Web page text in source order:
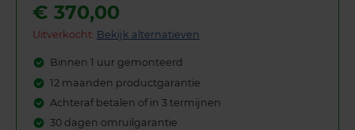
€ 370,00
Uitverkocht: Bekijk alternatieven
Binnen 1 uur gemonteerd
12 maanden productgarantie
Achteraf betalen of in 3 termijnen
30 dagen omruilgarantie